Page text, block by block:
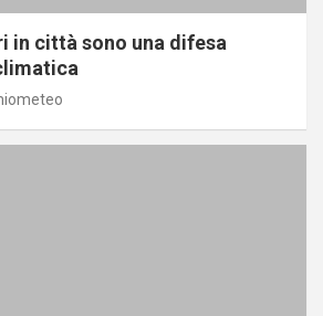
in città sono una difesa